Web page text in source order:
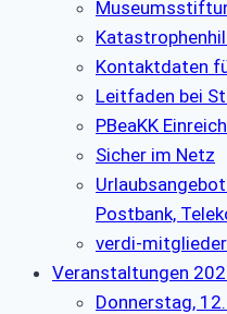
Kontaktdaten
Leitfaden bei
PBeaKK
Sicher im Netz
Postbank,
verdi-
Veranstaltungen
Donnerstag,